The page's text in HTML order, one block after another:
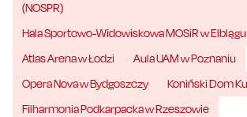
(NOSPR)
Hala Sportowo-Widowiskowa MOSiR w Elblągu
Atlas Arena w Łodzi
Aula UAM w Poznaniu
Opera Nova w Bydgoszczy
Koniński Dom
Filharmonia Podkarpacka w Rzeszowie